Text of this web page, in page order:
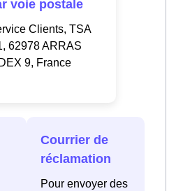
voie postale
Clients, TSA
62978 ARRAS
9, France
Courrier de
réclamation
Pour envoyer des